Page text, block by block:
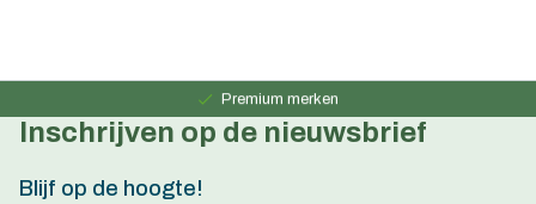
Premium merken
Persoonlijk advies
Inschrijven op de nieuwsbrief
Blijf op de hoogte!